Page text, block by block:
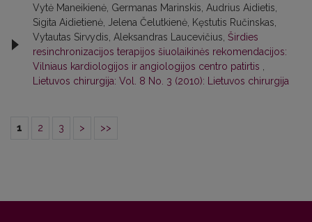
Vytė Maneikienė, Germanas Marinskis, Audrius Aidietis,
Sigita Aidietienė, Jelena Čelutkienė, Kęstutis Ručinskas,
Vytautas Sirvydis, Aleksandras Laucevičius, Širdies
resinchronizacijos terapijos šiuolaikinės rekomendacijos:
Vilniaus kardiologijos ir angiologijos centro patirtis
Lietuvos chirurgija: Vol. 8 No. 3 (2010): Lietuvos chirurgija
1 2 3 > >>